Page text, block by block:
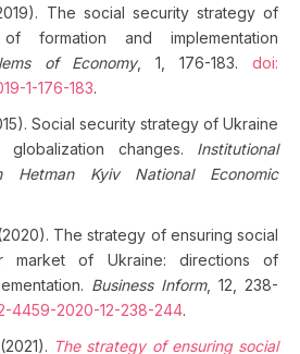
The social security strategy of
formation and implementation
of Economy, 1, 176-183.doi:
1-176-183.
Social security strategy of Ukraine
changes. Institutional
Hetman Kyiv National Economic
The strategy of ensuring social
market of Ukraine: directions of
Business Inform, 12, 238-
4459-2020-12-238-244.
The strategy of ensuring social